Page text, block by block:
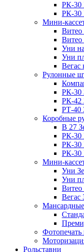
РК-30
РК-30
Мини-
Витео
Витео
Уни
Уни
Вегас
Рулонные
РК-30
РК-42
РТ-40
Коробные
B 27
РК-30
РК-30
РК-30
Мини-
Уни
Уни
Витео
Вегас
Фотопечать
Рольставни